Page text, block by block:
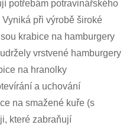
potřebám potravinářského
při výrobě široké
krabice na hamburgery
vrstvené hamburgery
na hranolky
a uchování
na smažené kuře (s
které zabraňují